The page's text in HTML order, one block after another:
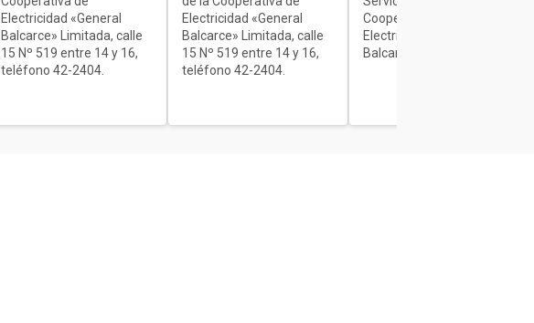
Electricidad «General
Balcarce» Limitada, calle
15 Nº 519 entre 14 y 16,
teléfono 42-2404.
Electricidad «General
Balcarce» Limitada, calle
15 Nº 519 entre 14 y 16,
teléfono 42-2404.
Cooperativa de
Electricidad «General
Balcarce» Limitada.